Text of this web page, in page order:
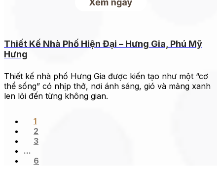
Thiết Kế Nhà Phố Hiện Đại – Hưng Gia, Phú Mỹ
Hưng
Thiết kế nhà phố Hưng Gia được kiến tạo như một “cơ
thể sống” có nhịp thở, nơi ánh sáng, gió và mảng xanh
len lỏi đến từng không gian.
1
2
3
...
6